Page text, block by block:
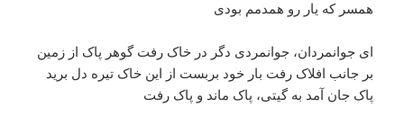
همسر که یار رو همدمم بودی
ای جوانمردان، جوانمردی دگر در خاک رفت گوهر پاک از زمین
بر جانب افلاک رفت بار خود بربست از این خاک تیره دل برید
پاک جان آمد به گیتی، پاک ماند و پاک رفت